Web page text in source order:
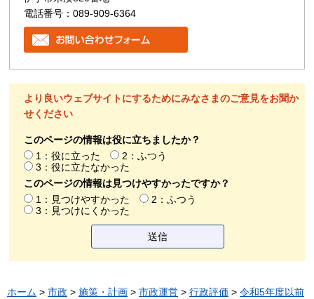
電話番号：089-909-6364
より良いウェブサイトにするためにみなさまのご意見をお聞か
せください
このページの情報は役に立ちましたか？
1：役に立った
2：ふつう
3：役に立たなかった
このページの情報は見つけやすかったですか？
1：見つけやすかった
2：ふつう
3：見つけにくかった
ホーム > 市政 > 施策・計画 > 市政運営 > 行政評価 > 令和5年度以前